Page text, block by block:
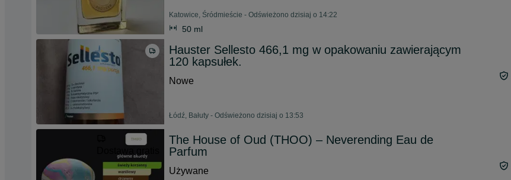
Katowice, Śródmieście - Odświeżono dzisiaj o 14:22
50 ml
Hauster Sellesto 466,1 mg w opakowaniu zawierającym
120 kapsułek.
Nowe
Łódź, Bałuty - Odświeżono dzisiaj o 13:53
The House of Oud (THOO) – Neverending Eau de
Parfum
Używane